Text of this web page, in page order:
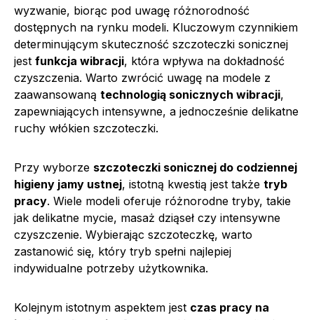
wyzwanie, biorąc pod uwagę różnorodność
dostępnych na rynku modeli. Kluczowym czynnikiem
determinującym skuteczność szczoteczki sonicznej
jest funkcja wibracji, która wpływa na dokładność
czyszczenia. Warto zwrócić uwagę na modele z
zaawansowaną technologią sonicznych wibracji,
zapewniających intensywne, a jednocześnie delikatne
ruchy włókien szczoteczki.
Przy wyborze szczoteczki sonicznej do codziennej
higieny jamy ustnej, istotną kwestią jest także tryb
pracy. Wiele modeli oferuje różnorodne tryby, takie
jak delikatne mycie, masaż dziąseł czy intensywne
czyszczenie. Wybierając szczoteczkę, warto
zastanowić się, który tryb spełni najlepiej
indywidualne potrzeby użytkownika.
Kolejnym istotnym aspektem jest czas pracy na